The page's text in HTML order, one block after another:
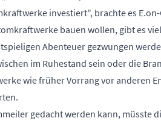
investiert", brachte es
bauen wollen, gibt es
Abenteuer gezwungen
im Ruhestand sein oder die
wie früher Vorrang vor anderen
gedacht werden kann, müsste